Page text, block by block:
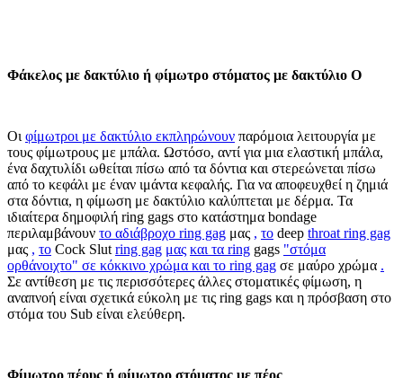
Φάκελος με δακτύλιο ή φίμωτρο στόματος με δακτύλιο Ο
Οι φίμωτροι με δακτύλιο εκπληρώνουν παρόμοια λειτουργία με
τους φίμωτρους με μπάλα. Ωστόσο, αντί για μια ελαστική μπάλα,
ένα δαχτυλίδι ωθείται πίσω από τα δόντια και στερεώνεται πίσω
από το κεφάλι με έναν ιμάντα κεφαλής. Για να αποφευχθεί η ζημιά
στα δόντια, η φίμωση με δακτύλιο καλύπτεται με δέρμα. Τα
ιδιαίτερα δημοφιλή ring gags στο κατάστημα bondage
περιλαμβάνουν το αδιάβροχο ring gag μας , το deep throat ring gag
μας , το Cock Slut ring gag μας και τα ring gags "στόμα
ορθάνοιχτο" σε κόκκινο χρώμα και το ring gag σε μαύρο χρώμα .
Σε αντίθεση με τις περισσότερες άλλες στοματικές φίμωση, η
αναπνοή είναι σχετικά εύκολη με τις ring gags και η πρόσβαση στο
στόμα του Sub είναι ελεύθερη.